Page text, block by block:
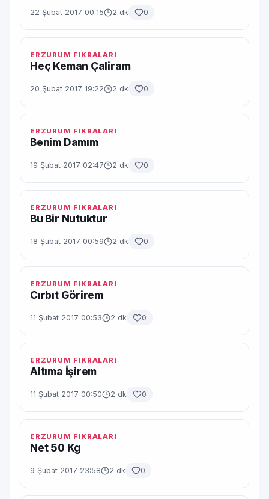
22 Şubat 2017 00:15 2 dk 0
ERZURUM FIKRALARI
Heç Keman Çaliram
20 Şubat 2017 19:22 2 dk 0
ERZURUM FIKRALARI
Benim Damım
19 Şubat 2017 02:47 2 dk 0
ERZURUM FIKRALARI
Bu Bir Nutuktur
18 Şubat 2017 00:59 2 dk 0
ERZURUM FIKRALARI
Cırbıt Görirem
11 Şubat 2017 00:53 2 dk 0
ERZURUM FIKRALARI
Altıma İşirem
11 Şubat 2017 00:50 2 dk 0
ERZURUM FIKRALARI
Net 50 Kg
9 Şubat 2017 23:58 2 dk 0